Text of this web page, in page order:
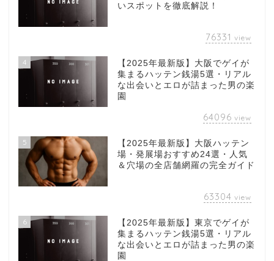
いスポットを徹底解説！
76331 view
4
【2025年最新版】大阪でゲイが
集まるハッテン銭湯5選・リアル
な出会いとエロが詰まった男の楽
園
64096 view
5
【2025年最新版】大阪ハッテン
場・発展場おすすめ24選・人気
＆穴場の全店舗網羅の完全ガイド
63304 view
6
【2025年最新版】東京でゲイが
集まるハッテン銭湯5選・リアル
な出会いとエロが詰まった男の楽
園